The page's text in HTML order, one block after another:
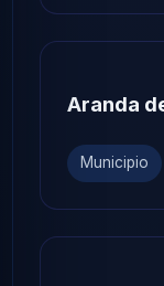
Aranda
Municipio